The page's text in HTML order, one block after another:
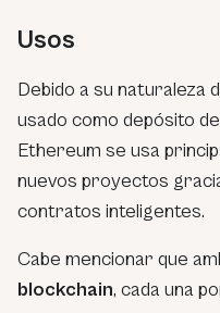
Usos
Debido a su naturaleza
usado como depósito
Ethereum se usa
nuevos proyectos
contratos inteligentes.
Cabe mencionar que
blockchain, cada una